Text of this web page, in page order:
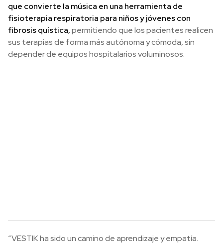
que convierte la música en una herramienta de
fisioterapia respiratoria para niños y jóvenes con
fibrosis quística,permitiendo que los pacientes realicen
sus terapias de forma más autónoma y cómoda, sin
depender de equipos hospitalarios voluminosos.
“VESTIK ha sido un camino de aprendizaje y empatía.